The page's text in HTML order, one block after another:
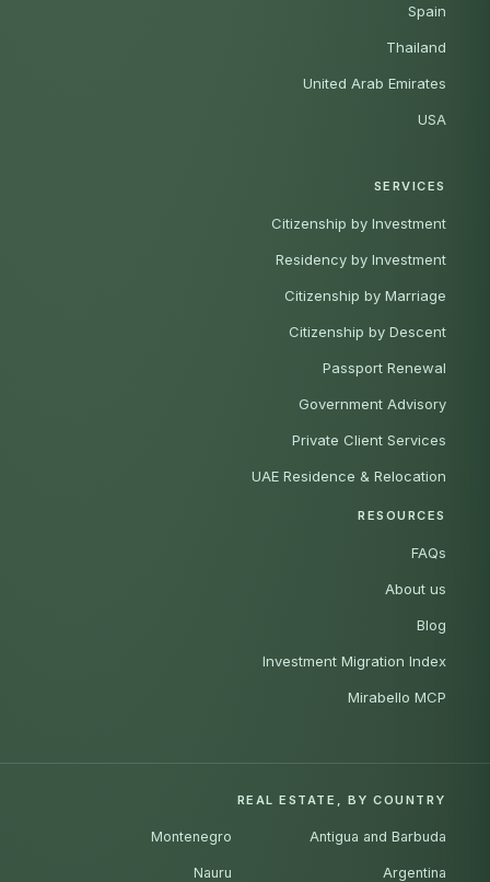
Spain
Thailand
United Arab Emirates
USA
SERVICES
Citizenship by Investment
Residency by Investment
Citizenship by Marriage
Citizenship by Descent
Passport Renewal
Government Advisory
Private Client Services
UAE Residence & Relocation
RESOURCES
FAQs
About us
Blog
Investment Migration Index
Mirabello MCP
REAL ESTATE, BY COUNTRY
Antigua and Barbuda
Argentina
Montenegro
Nauru